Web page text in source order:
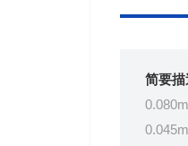
简要